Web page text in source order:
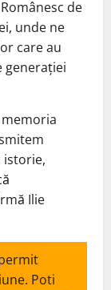
de
unde ne
care au
generaţiei
Ilie
Poti